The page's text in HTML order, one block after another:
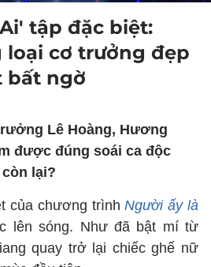
tập đặc biệt:
loại cơ trưởng đẹp
bất ngờ
Lê Hoàng, Hương
được đúng soái ca độc
lại?
của chương trình Người ấy là
lên sóng. Như đã bật mí từ
quay trở lại chiếc ghế nữ